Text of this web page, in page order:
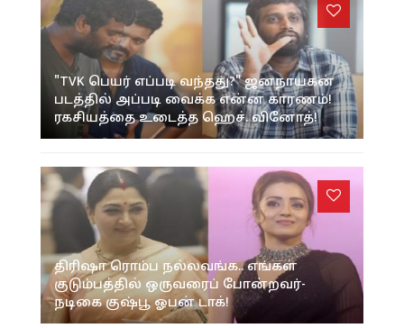
"TVK பெயர் எப்படி வந்தது?" ஜனநாயகன்
படத்தில் அப்படி வைக்க என்ன காரணம்!
ரகசியத்தை உடைத்த ஹெச். வினோத்!
திரிஷா ரொம்ப நல்லவங்க.. எங்கள்
குடும்பத்தில் ஒருவரைப் போன்றவர்-
நடிகை குஷ்பூ ஓபன் டாக்!